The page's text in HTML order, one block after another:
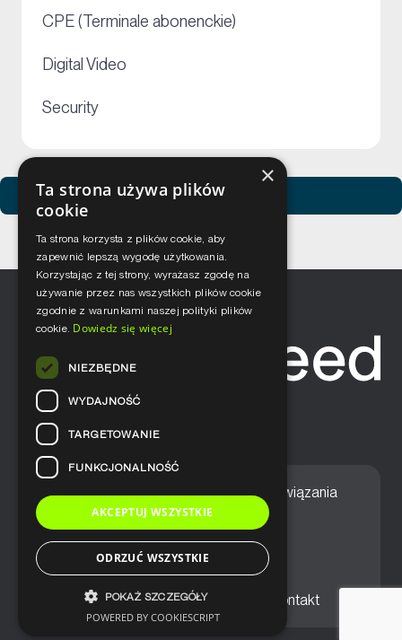
CPE (Terminale abonenckie)
Digital Video
Security
Zobacz usługi Netceed
Home Nasze podejście Rozwiązania
Usługi Aktualności
Ogólne warunki sprzedaży Kontakt
×
Ta strona używa plików
cookie
Ta strona korzysta z plików cookie, aby
zapewnić lepszą wygodę użytkowania.
Korzystając z tej strony, wyrażasz zgodę na
używanie przez nas wszystkich plików cookie
zgodnie z warunkami naszej polityki plików
cookie. Dowiedz się więcej
NIEZBĘDNE
WYDAJNOŚĆ
TARGETOWANIE
FUNKCJONALNOŚĆ
AKCEPTUJ WSZYSTKIE
ODRZUĆ WSZYSTKIE
POKAŻ SZCZEGÓŁY
POWERED BY COOKIESCRIPT